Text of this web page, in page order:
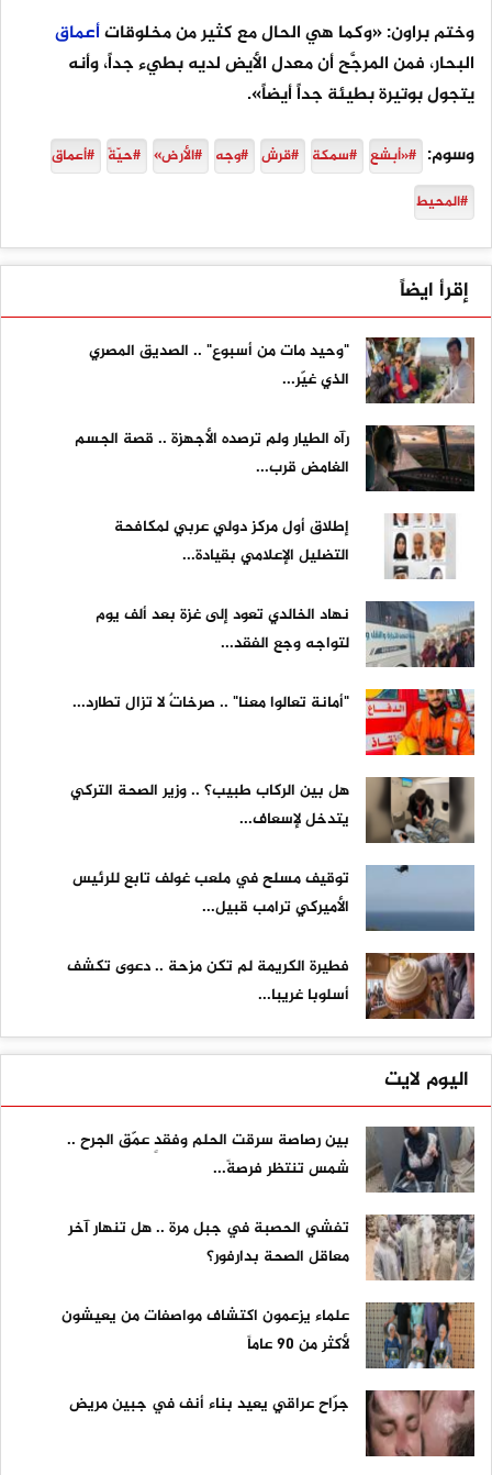
وختم براون: «وكما هي الحال مع كثير من مخلوقاتأعماق
البحار، فمن المرجَّح أن معدل الأيض لديه بطيء جداً، وأنه
يتجول بوتيرة بطيئة جداً أيضاً».
وسوم: #«أبشع #سمكة #قرش #وجه #الأرض» #حيّةً #أعماق
#المحيط
إقرأ ايضاً
"وحيد مات من أسبوع" .. الصديق المصري
الذي غيّر...
رآه الطيار ولم ترصده الأجهزة .. قصة الجسم
الغامض قرب...
إطلاق أول مركز دولي عربي لمكافحة
التضليل الإعلامي بقيادة...
نهاد الخالدي تعود إلى غزة بعد ألف يوم
لتواجه وجع الفقد...
"أمانة تعالوا معنا" .. صرخاتٌ لا تزال تطارد...
هل بين الركاب طبيب؟ .. وزير الصحة التركي
يتدخل لإسعاف...
توقيف مسلح في ملعب غولف تابع للرئيس
الأميركي ترامب قبيل...
فطيرة الكريمة لم تكن مزحة .. دعوى تكشف
أسلوبا غريبا...
اليوم لايت
بين رصاصة سرقت الحلم وفقدٍ عمّق الجرح ..
شمس تنتظر فرصةً...
تفشي الحصبة في جبل مرة .. هل تنهار آخر
معاقل الصحة بدارفور؟
علماء يزعمون اكتشاف مواصفات من يعيشون
لأكثر من 90 عاماً
جرّاح عراقي يعيد بناء أنف في جبين مريض